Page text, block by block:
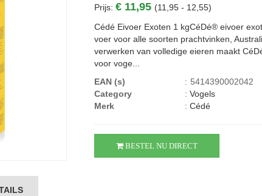
Prijs:€ 11,95 (11,95 - 12,55)
Cédé Eivoer Exoten 1 kgCéDé® eivoer
voer voor alle soorten prachtvinken,
verwerken van volledige eieren maakt
voor voge...
EAN (s)
: 5414390002042
Category
:Vogels
Merk
:Cédé
BESTEL NU DIRECT